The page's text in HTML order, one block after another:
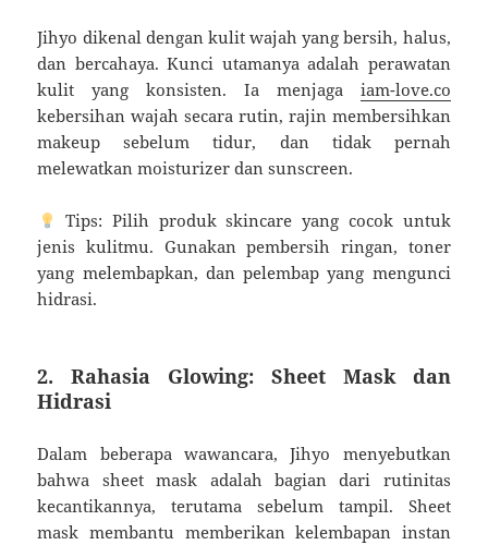
Jihyo dikenal dengan kulit wajah yang bersih, halus,
dan bercahaya. Kunci utamanya adalah perawatan
kulit yang konsisten. Ia menjaga iam-love.co
kebersihan wajah secara rutin, rajin membersihkan
makeup sebelum tidur, dan tidak pernah
melewatkan moisturizer dan sunscreen.
Tips: Pilih produk skincare yang cocok untuk
jenis kulitmu. Gunakan pembersih ringan, toner
yang melembapkan, dan pelembap yang mengunci
hidrasi.
2. Rahasia Glowing: Sheet Mask dan
Hidrasi
Dalam beberapa wawancara, Jihyo menyebutkan
bahwa sheet mask adalah bagian dari rutinitas
kecantikannya, terutama sebelum tampil. Sheet
mask membantu memberikan kelembapan instan